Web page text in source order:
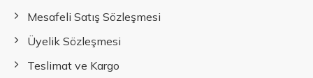
Mesafeli Satış Sözleşmesi
Üyelik Sözleşmesi
Teslimat ve Kargo